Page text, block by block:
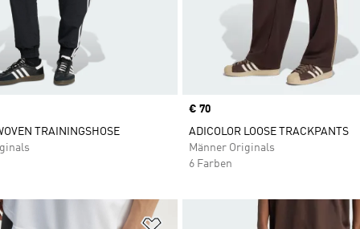
TRAININGSHOSE
Price
€ 70
ADICOLOR LOOSE TRACKPANTS
Männer Originals
6 Farben
hinzufügen Zur Wunschliste hinzufügen